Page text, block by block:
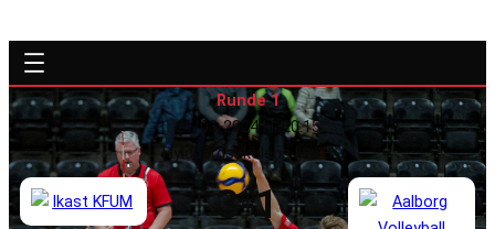
Runde 1
21/03-2024 kl. 20:15
Hyldgårdsskolens Hal B
3-1